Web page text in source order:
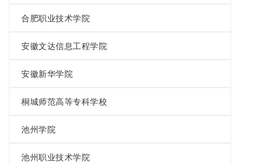
合肥职业技术学院
安徽文达信息工程学院
安徽新华学院
桐城师范高等专科学校
池州学院
池州职业技术学院